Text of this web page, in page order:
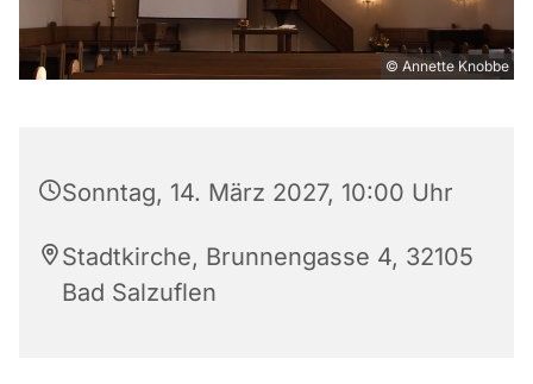
© Annette Knobbe
Sonntag, 14. März 2027, 10:00 Uhr
Stadtkirche, Brunnengasse 4, 32105
Bad Salzuflen